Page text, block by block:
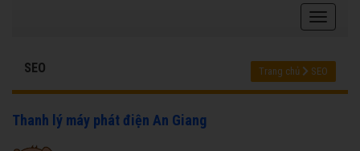
SEO Trang chủ SEO
Thanh lý máy phát điện An Giang